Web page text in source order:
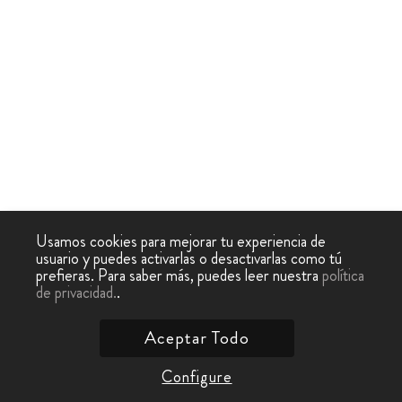
Usamos cookies para mejorar tu experiencia de
usuario y puedes activarlas o desactivarlas como tú
prefieras. Para saber más, puedes leer nuestrapolítica
de privacidad..
Configure
Aceptar Todo